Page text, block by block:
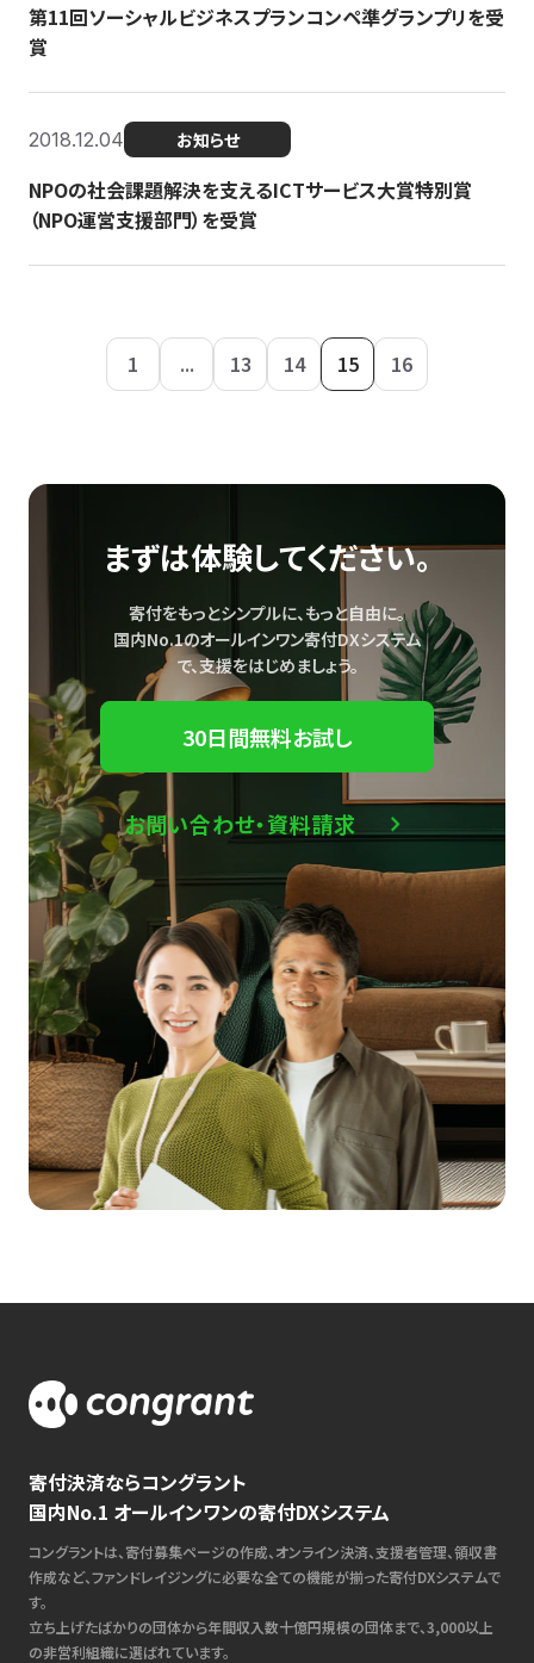
第11回ソーシャルビジネスプランコンペ準グランプリを受
賞
2018.12.04 お知らせ
NPOの社会課題解決を支えるICTサービス大賞特別賞
（NPO運営支援部門）を受賞
1 ... 13 14 15 16
まずは体験してください。
寄付をもっとシンプルに、もっと自由に。
国内No.1のオールインワン寄付DXシステム
で、支援をはじめましょう。
30日間無料お試し
お問い合わせ・資料請求
寄付決済ならコングラント
国内No.1 オールインワンの寄付DXシステム
コングラントは、寄付募集ページの作成、オンライン決済、支援者管理、領収書
作成など、ファンドレイジングに必要な全ての機能が揃った寄付DXシステムで
す。
立ち上げたばかりの団体から年間収入数十億円規模の団体まで、3,000以上
の非営利組織に選ばれています。